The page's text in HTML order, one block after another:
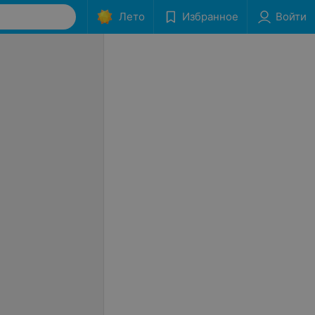
Лето Избранное Войти